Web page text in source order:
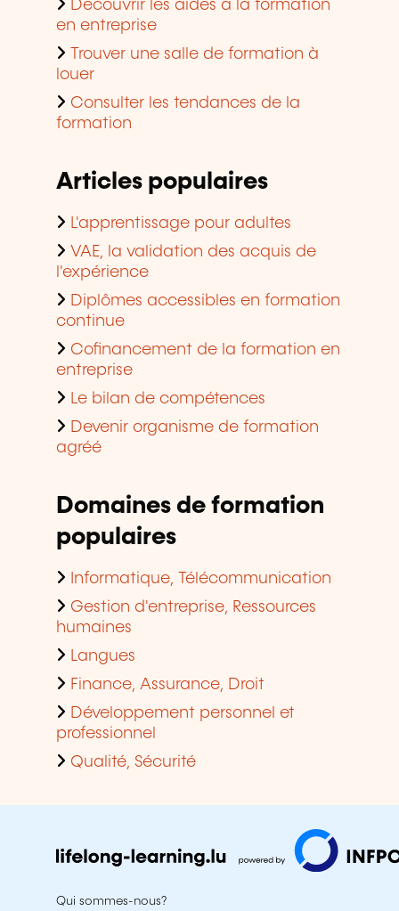
Découvrir les aides à la formation
en entreprise
Trouver une salle de formation à
louer
Consulter les tendances de la
formation
Articles populaires
L'apprentissage pour adultes
VAE, la validation des acquis de
l'expérience
Diplômes accessibles en formation
continue
Cofinancement de la formation en
entreprise
Le bilan de compétences
Devenir organisme de formation
agréé
Domaines de formation
populaires
Informatique, Télécommunication
Gestion d'entreprise, Ressources
humaines
Langues
Finance, Assurance, Droit
Développement personnel et
professionnel
Qualité, Sécurité
Qui sommes-nous?